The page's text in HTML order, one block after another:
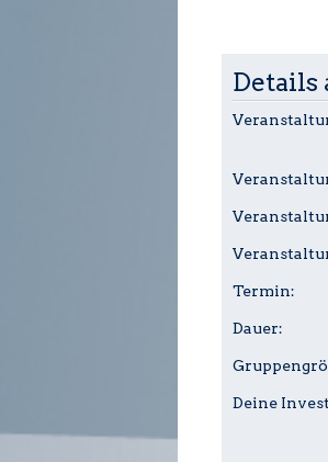
Details
Termin:
Dauer:
Deine